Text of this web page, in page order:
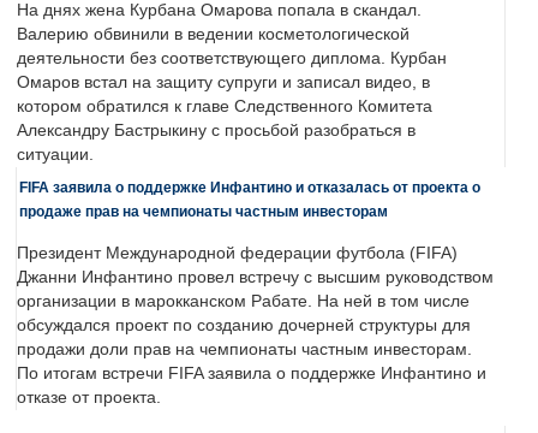
На днях жена Курбана Омарова попала в скандал.
Валерию обвинили в ведении косметологической
деятельности без соответствующего диплома. Курбан
Омаров встал на защиту супруги и записал видео, в
котором обратился к главе Следственного Комитета
Александру Бастрыкину с просьбой разобраться в
ситуации.
FIFA заявила о поддержке Инфантино и отказалась от проекта о
продаже прав на чемпионаты частным инвесторам
Президент Международной федерации футбола (FIFA)
Джанни Инфантино провел встречу с высшим руководством
организации в марокканском Рабате. На ней в том числе
обсуждался проект по созданию дочерней структуры для
продажи доли прав на чемпионаты частным инвесторам.
По итогам встречи FIFA заявила о поддержке Инфантино и
отказе от проекта.